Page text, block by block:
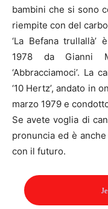
bambini che si sono
riempite con del
‘La Befana
1978 da Gianni
‘Abbracciamoci’. La
‘10 Hertz’, andato in
marzo 1979 e
Se avete voglia di
pronuncia ed è
con il futuro.